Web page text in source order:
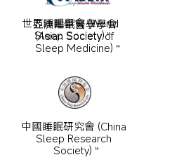
世界睡眠學會 (World
Sleep Society) 14
亞洲睡眠醫學學會
(Asian Society of
Sleep Medicine)
14
中國睡眠研究會 (China
Sleep Research
Society)
14